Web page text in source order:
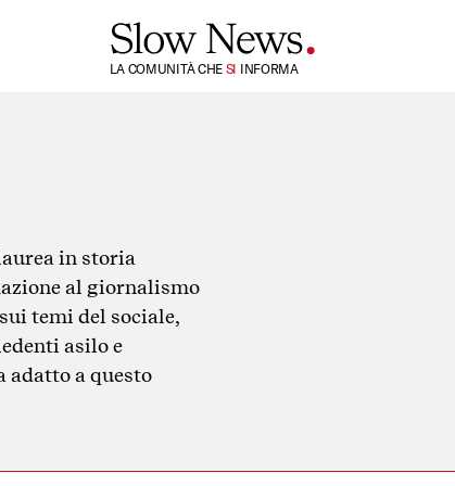
LA COMUNITÀ CHE
TI
SI INFORMA
in storia
al giornalismo
temi del sociale,
asilo e
adatto a questo